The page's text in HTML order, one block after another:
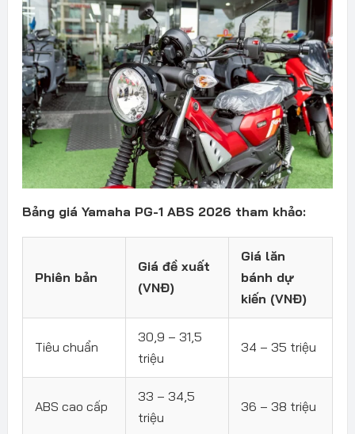
Bảng giá Yamaha PG-1 ABS 2026 tham khảo:
Phiên bản
Giá đề xuất
(VNĐ)
Giá lăn
bánh dự
kiến (VNĐ)
Tiêu chuẩn
30,9 – 31,5
triệu
34 – 35 triệu
ABS cao cấp
33 – 34,5
triệu
36 – 38 triệu